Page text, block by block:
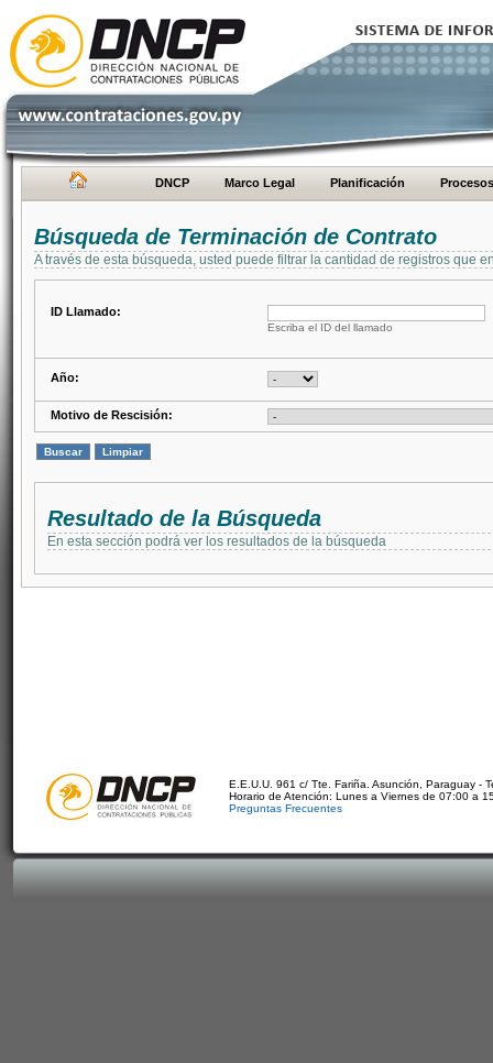
DNCP Marco Legal Planificación Procesos
Búsqueda de Terminación de Contrato
A través de esta búsqueda, usted puede filtrar la cantidad de registros que
ID Llamado:
Escriba el ID del llamado
Año:
Motivo de Rescisión:
Resultado de la Búsqueda
En esta sección podrá ver los resultados de la búsqueda
E.E.U.U. 961 c/ Tte. Fariña. Asunción, Paraguay -
Horario de Atención: Lunes a Viernes de 07:00 a
Preguntas Frecuentes